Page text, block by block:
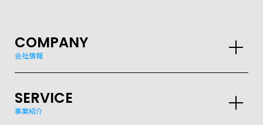
COMPANY
会社情報
SERVICE
事業紹介